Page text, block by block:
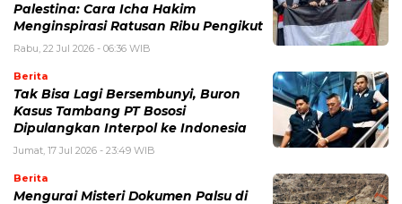
Palestina: Cara Icha Hakim
Menginspirasi Ratusan Ribu Pengikut
Rabu, 22 Jul 2026 - 06:36 WIB
Berita
Tak Bisa Lagi Bersembunyi, Buron
Kasus Tambang PT Bososi
Dipulangkan Interpol ke Indonesia
Jumat, 17 Jul 2026 - 23:49 WIB
Berita
Mengurai Misteri Dokumen Palsu di